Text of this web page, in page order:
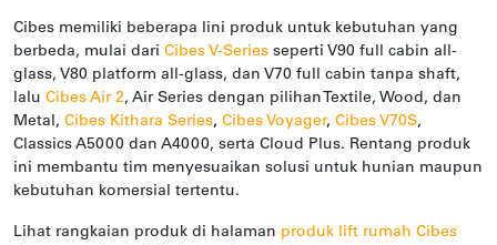
Cibes memiliki beberapa lini produk untuk kebutuhan yang
berbeda, mulai dari Cibes V-Series seperti V90 full cabin all-
glass, V80 platform all-glass, dan V70 full cabin tanpa shaft,
lalu Cibes Air 2, Air Series dengan pilihan Textile, Wood, dan
Metal, Cibes Kithara Series, Cibes Voyager, Cibes V70S,
Classics A5000 dan A4000, serta Cloud Plus. Rentang produk
ini membantu tim menyesuaikan solusi untuk hunian maupun
kebutuhan komersial tertentu.
Lihat rangkaian produk di halaman produk lift rumah Cibes